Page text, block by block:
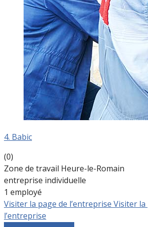
4. Babic
(0)
Zone de travail Heure-le-Romain
entreprise individuelle
1 employé
Visiter la page de l’entreprise Visiter la
l’entreprise